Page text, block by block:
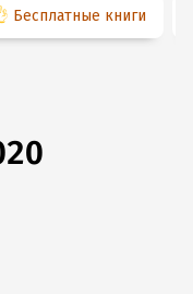
Бесплатные книги